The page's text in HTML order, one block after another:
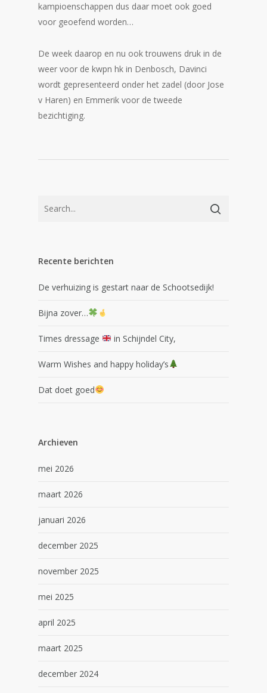
kampioenschappen dus daar moet ook goed
voor geoefend worden…
De week daarop en nu ook trouwens druk in de
weer voor de kwpn hk in Denbosch, Davinci
wordt gepresenteerd onder het zadel (door Jose
v Haren) en Emmerik voor de tweede
bezichtiging.
Recente berichten
De verhuizing is gestart naar de Schootsedijk!
Bijna zover…
Times dressage in Schijndel City,
Warm Wishes and happy holiday’s
Dat doet goed
Archieven
mei 2026
maart 2026
januari 2026
december 2025
november 2025
mei 2025
april 2025
maart 2025
december 2024